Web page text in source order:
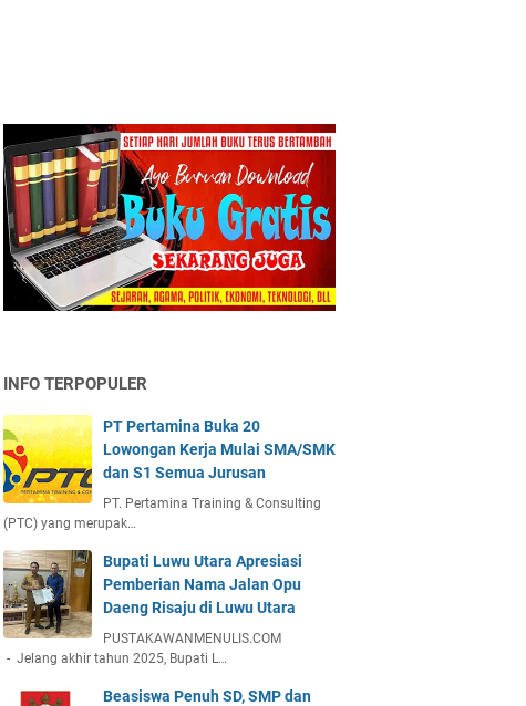
INFO TERPOPULER
PT Pertamina Buka 20
Lowongan Kerja Mulai SMA/SMK
dan S1 Semua Jurusan
PT. Pertamina Training & Consulting
(PTC) yang merupak…
Bupati Luwu Utara Apresiasi
Pemberian Nama Jalan Opu
Daeng Risaju di Luwu Utara
PUSTAKAWANMENULIS.COM
- Jelang akhir tahun 2025, Bupati L…
Beasiswa Penuh SD, SMP dan